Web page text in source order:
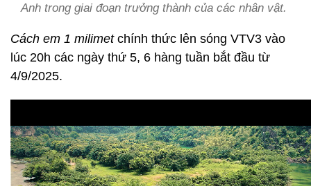
Anh trong giai đoạn trưởng thành của các nhân vật.
Cách em 1 milimet chính thức lên sóng VTV3 vào
lúc 20h các ngày thứ 5, 6 hàng tuần bắt đầu từ
4/9/2025.